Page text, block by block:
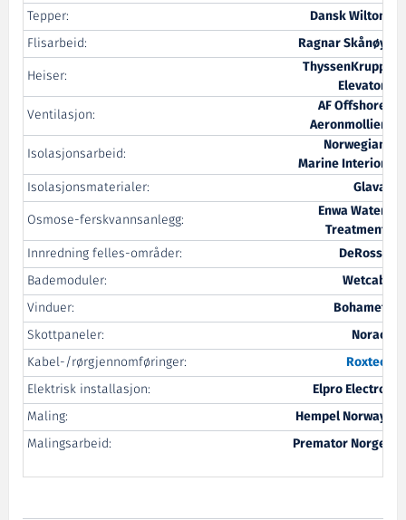
Tepper:
Dansk Wilton
Flisarbeid:
Ragnar Skånøy
Heiser:
ThyssenKrupp
Elevator
Ventilasjon:
AF Offshore
Aeronmollier
Isolasjonsarbeid:
Norwegian
Marine Interior
Isolasjonsmaterialer:
Glava
Osmose-ferskvannsanlegg:
Enwa Water
Treatment
Innredning felles-områder:
DeRossi
Bademoduler:
Wetcab
Vinduer:
Bohamet
Skottpaneler:
Norac
Kabel-/rørgjennomføringer:
Roxtec
Elektrisk installasjon:
Elpro Electro
Maling:
Hempel Norway
Malingsarbeid:
Premator Norge